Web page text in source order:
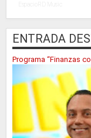
ENTRADA
Programa “Finanzas